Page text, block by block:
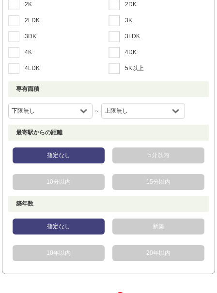
2K 2DK
2LDK 3K
3DK 3LDK
4K 4DK
4LDK 5K以上
専有面積
～
最寄駅からの距離
指定なし 5分以内
10分以内 15分以内
築年数
指定なし 新築
10年以内 20年以内